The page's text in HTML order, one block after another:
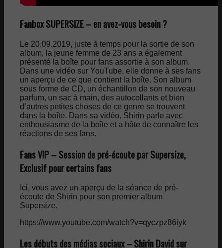
Fanbox SUPERSIZE – en avez-vous besoin ?
Le 20.09.2019, juste à temps pour la sortie de son
album, la jeune femme de 23 ans a également
présenté la boîte pour fans assortie à son album.
Dans une vidéo sur YouTube, elle donne à ses fans
un aperçu de ce que contient la boîte. Son album
sous forme de CD, un échantillon de son nouveau
parfum, un sac à main, des autocollants et bien
d’autres petites choses de ce genre se trouvent
dans la boîte. Dans sa vidéo, Shirin parle avec
enthousiasme de la boîte et a hâte de connaître les
réactions de ses fans.
Fans VIP – Session de pré-écoute par Supersize,
Exclusif pour certains fans
Ici, vous avez un aperçu de la séance de pré-
écoute de Shirin pour son premier album
Supersize.
https://www.youtube.com/watch?v=qyczpz86iyk
Les débuts des médias sociaux – Shirin David sur